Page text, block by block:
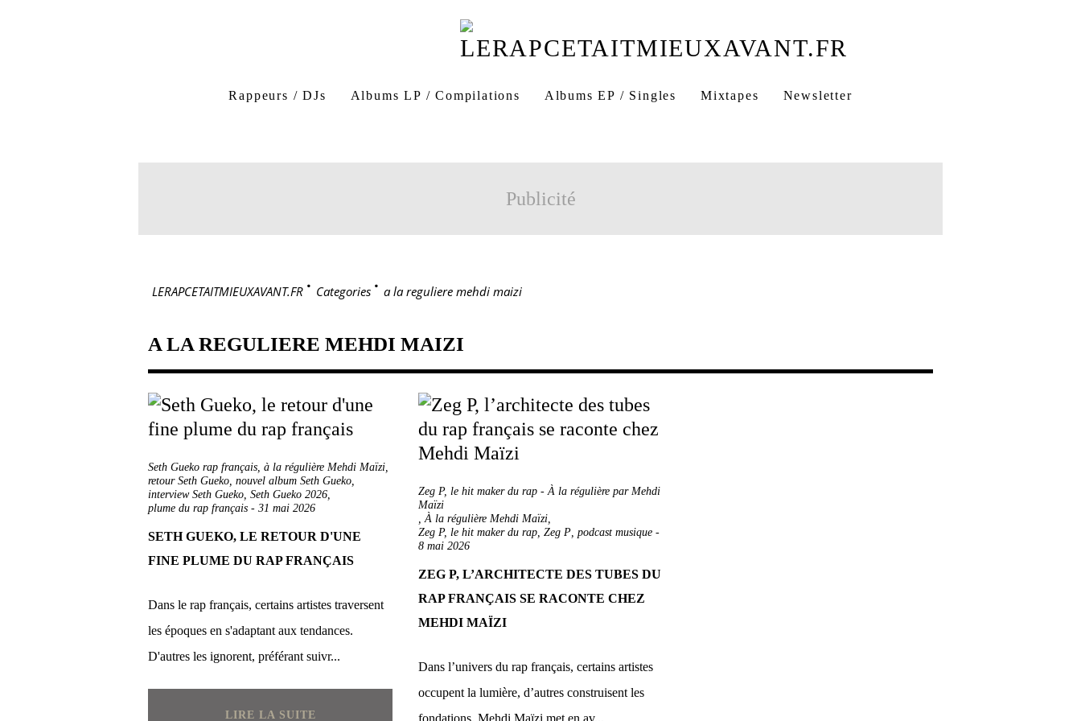
Rappeurs / DJs Albums LP / Compilations Albums EP / Singles Mixtapes Newsletter
Publicité
LERAPCETAITMIEUXAVANT.FR > Categories > a la reguliere mehdi maizi
A LA REGULIERE MEHDI MAIZI
Seth Gueko rap français, à la régulière Mehdi Maïzi,
retour Seth Gueko, nouvel album Seth Gueko,
interview Seth Gueko, Seth Gueko 2026,
plume du rap français - 31 mai 2026
SETH GUEKO, LE RETOUR D'UNE
FINE PLUME DU RAP FRANÇAIS
Dans le rap français, certains artistes traversent
les époques en s'adaptant aux tendances.
D'autres les ignorent, préférant suivr...
LIRE LA SUITE
Zeg P, le hit maker du rap - À la régulière par Mehdi
Maïzi
,À la régulière Mehdi Maïzi,
Zeg P, le hit maker du rap, Zeg P, podcast musique -
8 mai 2026
ZEG P, L’ARCHITECTE DES TUBES DU
RAP FRANÇAIS SE RACONTE CHEZ
MEHDI MAÏZI
Dans l’univers du rap français, certains artistes
occupent la lumière, d’autres construisent les
fondations. Mehdi Maïzi met en av...